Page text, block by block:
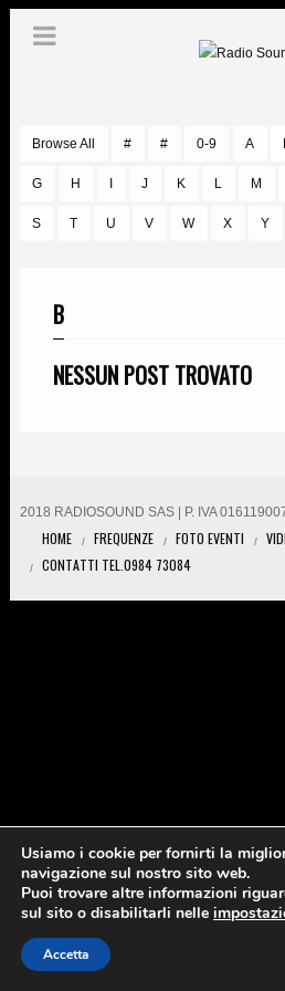
Browse All # # 0-9 A
G H J K L M
S T U V W X Y
B
NESSUN POST TROVATO
2018 RADIOSOUND SAS | P. IVA
HOME FREQUENZE FOTO EVENTI
CONTATTI TEL.0984 73084
Usiamo i cookie per fornirti la
navigazione sul nostro sito web.
Puoi trovare altre informazioni
sul sito o disabilitarli nelle
Accetta